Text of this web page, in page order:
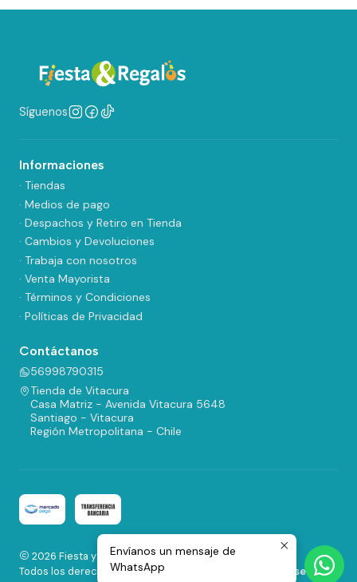
Síguenos
Informaciones
· Tiendas
· Medios de pago
· Despachos y Retiro en Tienda
· Cambios y Devoluciones
· Trabaja con nosotros
· Venta Mayorista
· Términos y Condiciones
· Políticas de Privacidad
Contáctanos
56998790315
Tienda de Vitacura
Casa Matriz - Avenida Vitacura 5648
Santiago - Vitacura
Región Metropolitana - Chile
2026 Fiesta y Regalos.
Todos los derechos reservados.
Desarrollado por Jumpseller.
Envíanos un mensaje de
WhatsApp